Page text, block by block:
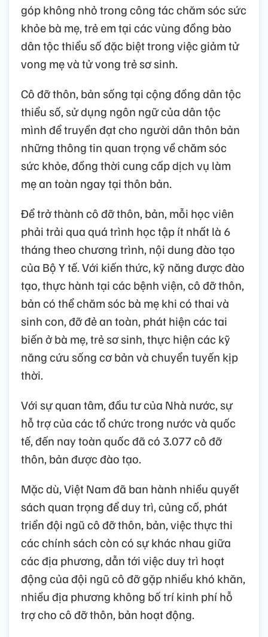
góp không nhỏ trong công tác chăm sóc sức
khỏe bà mẹ, trẻ em tại các vùng đồng bào
dân tộc thiểu số đặc biệt trong việc giảm tử
vong mẹ và tử vong trẻ sơ sinh.
Cô đỡ thôn, bản sống tại cộng đồng dân tộc
thiểu số, sử dụng ngôn ngữ của dân tộc
mình để truyền đạt cho người dân thôn bản
những thông tin quan trọng về chăm sóc
sức khỏe, đồng thời cung cấp dịch vụ làm
mẹ an toàn ngay tại thôn bản.
Để trở thành cô đỡ thôn, bản, mỗi học viên
phải trải qua quá trình học tập ít nhất là 6
tháng theo chương trình, nội dung đào tạo
của Bộ Y tế. Với kiến thức, kỹ năng được đào
tạo, thực hành tại các bệnh viện, cô đỡ thôn,
bản có thể chăm sóc bà mẹ khi có thai và
sinh con, đỡ đẻ an toàn, phát hiện các tai
biến ở bà mẹ, trẻ sơ sinh, thực hiện các kỹ
năng cứu sống cơ bản và chuyển tuyến kịp
thời.
Với sự quan tâm, đầu tư của Nhà nước, sự
hỗ trợ của các tổ chức trong nước và quốc
tế, đến nay toàn quốc đã có 3.077 cô đỡ
thôn, bản được đào tạo.
Mặc dù, Việt Nam đã ban hành nhiều quyết
sách quan trọng để duy trì, củng cố, phát
triển đội ngũ cô đỡ thôn, bản, việc thực thi
các chính sách còn có sự khác nhau giữa
các địa phương, dẫn tới việc duy trì hoạt
động của đội ngũ cô đỡ gặp nhiều khó khăn,
nhiều địa phương không bố trí kinh phí hỗ
trợ cho cô đỡ thôn, bản hoạt động.